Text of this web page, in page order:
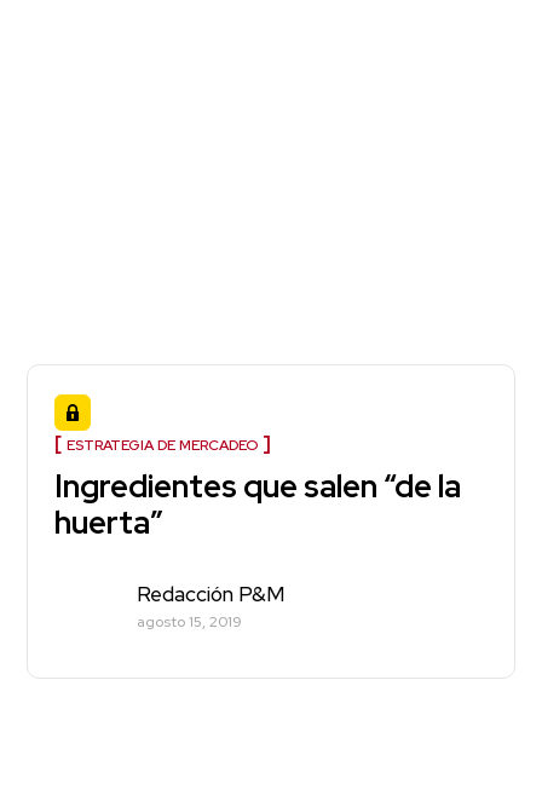
ESTRATEGIA DE MERCADEO
Ingredientes que salen “de la
huerta”
Redacción P&M
agosto 15, 2019